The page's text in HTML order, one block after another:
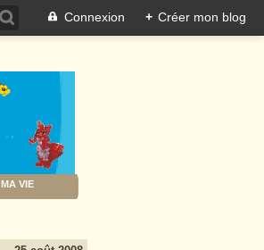
Connexion + Créer mon blog
MA VIE